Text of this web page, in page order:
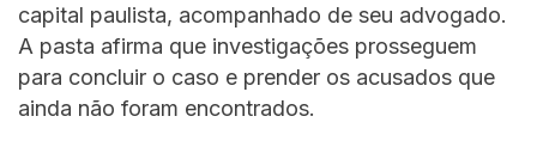
capital paulista, acompanhado de seu advogado.
A pasta afirma que investigações prosseguem
para concluir o caso e prender os acusados que
ainda não foram encontrados.